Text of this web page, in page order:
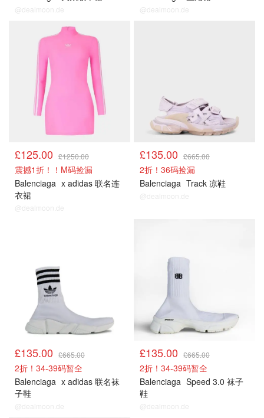
@dealmoon.de @dealmoon.de
£125.00 £1250.00
震撼1折！！M码捡漏
Balenciaga x adidas 联名连
衣裙
@dealmoon.de
£135.00 £665.00
2折！36码捡漏
Balenciaga Track 凉鞋
@dealmoon.de
£135.00 £665.00
2折！34-39码暂全
Balenciaga x adidas 联名袜
子鞋
@dealmoon.de
£135.00 £665.00
2折！34-39码暂全
Balenciaga Speed 3.0 袜子
鞋
@dealmoon.de